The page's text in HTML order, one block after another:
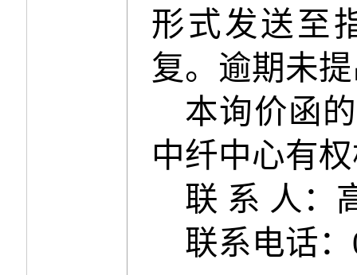
形式发送至
复。逾期未
本询价函
中纤中心有
联 系 人：
联系电话：